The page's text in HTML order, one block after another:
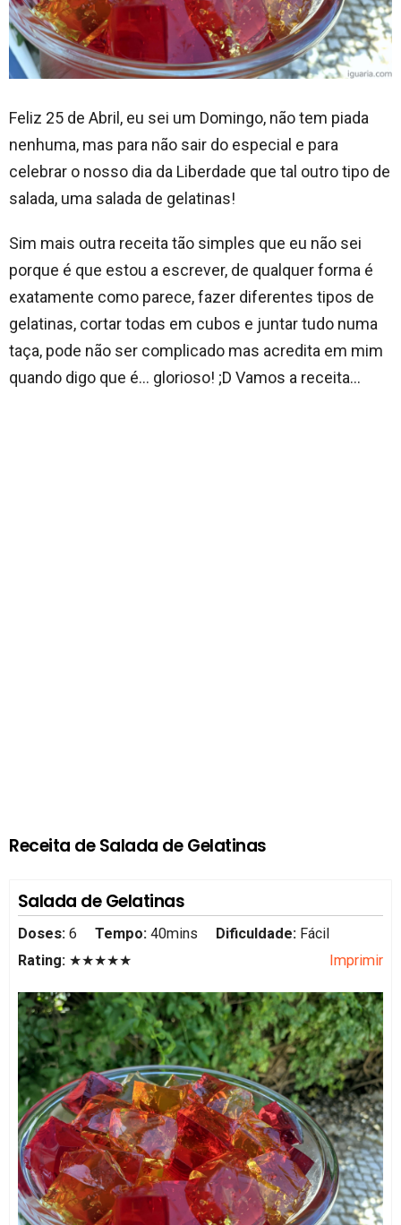
Feliz 25 de Abril, eu sei um Domingo, não tem piada
nenhuma, mas para não sair do especial e para
celebrar o nosso dia da Liberdade que tal outro tipo de
salada, uma salada de gelatinas!
Sim mais outra receita tão simples que eu não sei
porque é que estou a escrever, de qualquer forma é
exatamente como parece, fazer diferentes tipos de
gelatinas, cortar todas em cubos e juntar tudo numa
taça, pode não ser complicado mas acredita em mim
quando digo que é… glorioso! ;D Vamos a receita…
Receita de Salada de Gelatinas
Salada de Gelatinas
Doses: 6 Tempo: 40mins Dificuldade: Fácil
Rating: ★★★★★ Imprimir